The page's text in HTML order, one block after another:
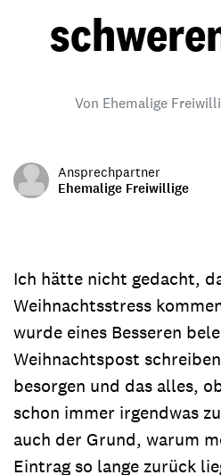
Von Ehemalige
Ansprechpartner
Ehemalige Freiwillige
Ich hätte nicht gedacht,
Weihnachtsstress
wurde eines Besseren
Weihnachtspost
besorgen und das alles,
schon immer irgendwas
auch der Grund, warum
Eintrag so lange zurück